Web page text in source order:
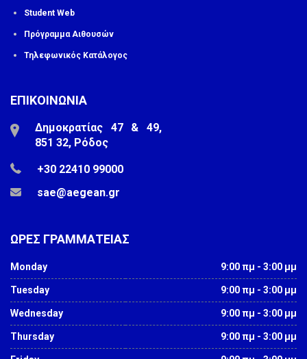
Student Web
Πρόγραμμα Αιθουσών
Τηλεφωνικός Κατάλογος
ΕΠΙΚΟΙΝΩΝΙΑ
Δημοκρατίας 47 & 49,
851 32, Ρόδος
+30 22410 99000
sae@aegean.gr
ΩΡΕΣ ΓΡΑΜΜΑΤΕΙΑΣ
Monday 9:00 πμ - 3:00 μμ
Tuesday 9:00 πμ - 3:00 μμ
Wednesday 9:00 πμ - 3:00 μμ
Thursday 9:00 πμ - 3:00 μμ